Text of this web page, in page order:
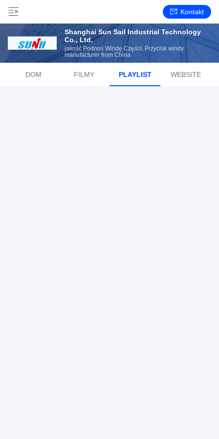
Kontakt
Shanghai Sun Sail Industrial Technology
Co., Ltd.
jakość Podnoś Windę Części, Przycisk windy
manufacturer from China
DOM FILMY PLAYLIST WEBSITE